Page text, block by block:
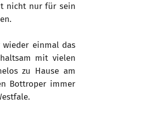
nicht nur für sein
einmal das
mit vielen
zu Hause am
Bottroper immer